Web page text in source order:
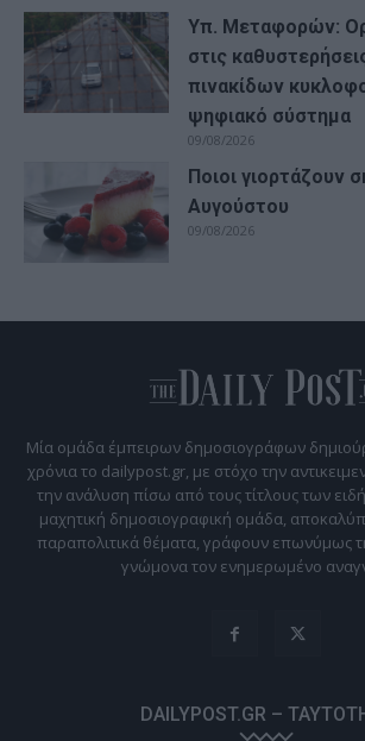
Υπ. Μεταφορών:
στις
πινακίδων
ψηφιακό σύστημα
09/08/2026
Ποιοι γιορτάζουν
Αυγούστου
09/08/2026
Μία ομάδα έμπειρων δημοσιογράφων
χρόνια το dailypost.gr, με στόχο την
την ανάλυση πίσω από τους τίτλους των
μαχητική δημοσιογραφική ομάδα,
παραπολιτικά θέματα, γράφουν επωνύμως
γνώμονα τον ενημερωμένο
DAILYPOST.GR –